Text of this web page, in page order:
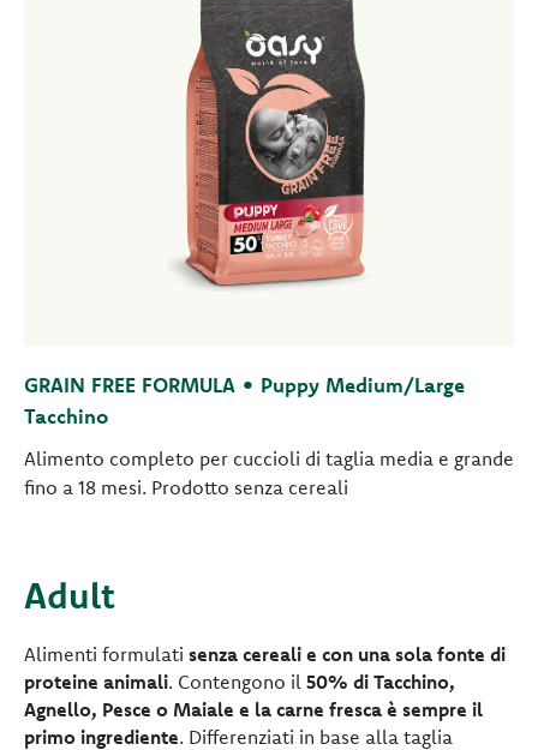
GRAIN FREE FORMULA • Puppy Medium/Large
Tacchino
Alimento completo per cuccioli di taglia media e grande
fino a 18 mesi. Prodotto senza cereali
Adult
Alimenti formulati senza cereali e con una sola fonte di
proteine animali. Contengono il 50% di Tacchino,
Agnello, Pesce o Maiale e la carne fresca è sempre il
primo ingrediente. Differenziati in base alla taglia